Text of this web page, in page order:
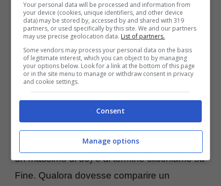
– una voltapubblicata la foto su
Instagram, andiamo ad inserire tutti gli
hashtag che ci interessano (fino ad un
massimo di 30), all’interno dei commenti;
– fatto questo, torniamo alla foto postata,
clicchiamo sui tre puntini in alto a destra del
display e quindi su Modifica. All’interno della
descrizione andiamo ad aggiungere altri
hashtag che ci interessano (sempre fino ad
un massimo di 30) e al termine clicchiamo su
Fine. Qualora dovesse comparire un
Your personal data will be processed and information from
your device (cookies, unique identifiers, and other device
data) may be stored by, accessed by and shared with 319
partners, or used specifically by this site. We and our partners
may use precise geolocation data. List of partners.
Some vendors may process your personal data on the basis
of legitimate interest, which you can object to by managing
your options below. Look for a link at the bottom of this page
or in the site menu to manage or withdraw consent in privacy
and cookie settings.
Consent
Manage options